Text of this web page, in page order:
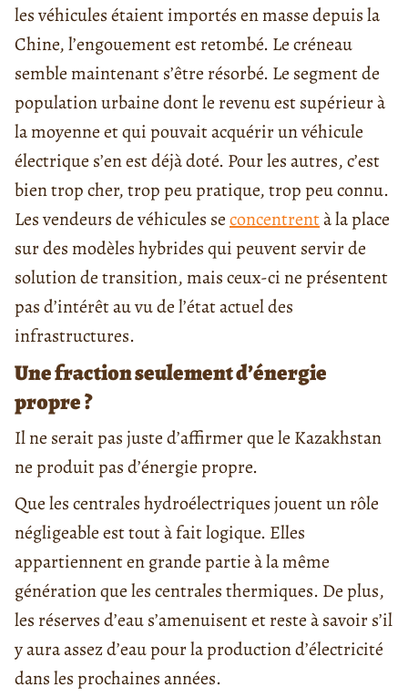
les véhicules étaient importés en masse depuis la
Chine, l’engouement est retombé. Le créneau
semble maintenant s’être résorbé. Le segment de
population urbaine dont le revenu est supérieur à
la moyenne et qui pouvait acquérir un véhicule
électrique s’en est déjà doté. Pour les autres, c’est
bien trop cher, trop peu pratique, trop peu connu.
Les vendeurs de véhicules seconcentrentà la place
sur des modèles hybrides qui peuvent servir de
solution de transition, mais ceux-ci ne présentent
pas d’intérêt au vu de l’état actuel des
infrastructures.
Une fraction seulement d’énergie
propre ?
Il ne serait pas juste d’affirmer que le Kazakhstan
ne produit pas d’énergie propre.
Que les centrales hydroélectriques jouent un rôle
négligeable est tout à fait logique. Elles
appartiennent en grande partie à la même
génération que les centrales thermiques. De plus,
les réserves d’eau s’amenuisent et reste à savoir s’il
y aura assez d’eau pour la production d’électricité
dans les prochaines années.